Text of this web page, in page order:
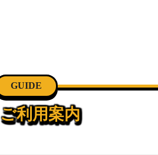
GUIDE
ご利用案内